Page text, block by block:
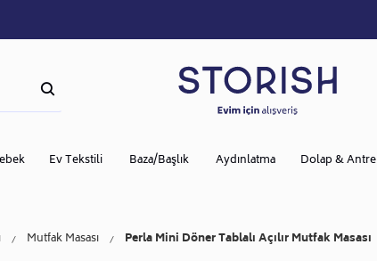
Ev Tekstili Baza/Başlık Aydınlatma Dolap & Antre
Mutfak Masası Perla Mini Döner Tablalı Açılır Mutfak Masası